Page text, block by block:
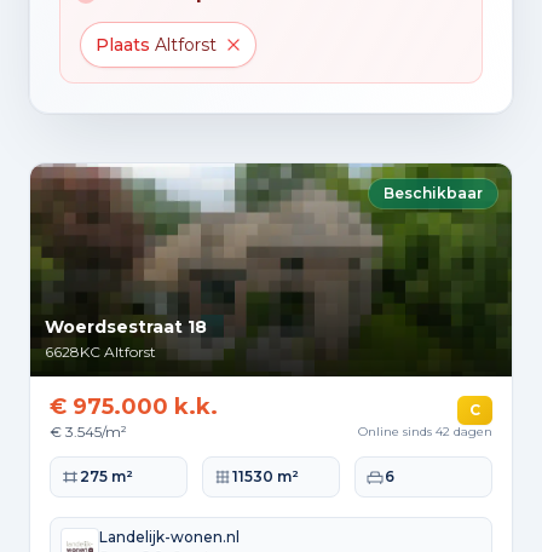
Plaats Altforst
Beschikbaar
Woerdsestraat 18
6628KC Altforst
€ 975.000 k.k.
€ 3.545/m²
C
Online sinds 42 dagen
Woonoppervlakte
275 m² Perceeloppervlakte
11530 m² Slaapkamers
6
Landelijk-wonen.nl